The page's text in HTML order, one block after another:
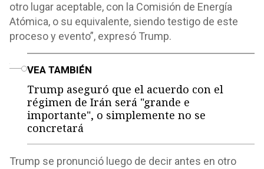
otro lugar aceptable, con la Comisión de Energía
Atómica, o su equivalente, siendo testigo de este
proceso y evento”, expresó Trump.
VEA TAMBIÉN
Trump aseguró que el acuerdo con el
régimen de Irán será "grande e
importante", o simplemente no se
concretará
Trump se pronunció luego de decir antes en otro